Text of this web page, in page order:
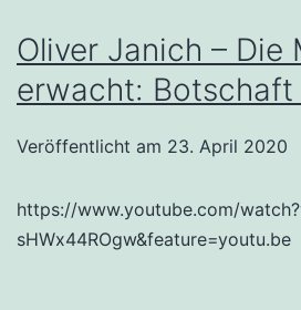
Oliver Janich – Die
erwacht: Botschaft
Veröffentlicht am 23. April 2020
https://www.youtube.com/
sHWx44ROgw&feature=youtu.be